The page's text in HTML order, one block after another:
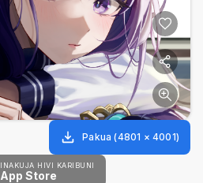
Pakua (4801 × 4001)
INAKUJA HIVI KARIBUNI
App Store